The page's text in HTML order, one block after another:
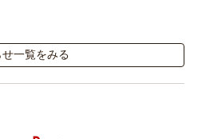
で当たるキャンペーンも実
せ一覧をみる